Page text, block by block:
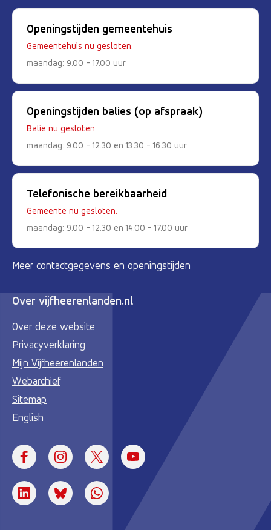
Openingstijden gemeentehuis
Gemeentehuis nu gesloten.
maandag: 9.00 - 17.00 uur
Openingstijden balies (op afspraak)
Balie nu gesloten.
maandag: 9.00 - 12.30 en 13.30 - 16.30 uur
Telefonische bereikbaarheid
Gemeente nu gesloten.
maandag: 9.00 - 12.30 en 14.00 - 17.00 uur
Meer contactgegevens en openingstijden
Over vijfheerenlanden.nl
Over deze website
Privacyverklaring
Mijn Vijfheerenlanden
Webarchief
Sitemap
English